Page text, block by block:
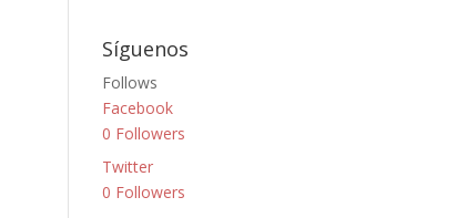
Síguenos
Follows
Facebook
0 Followers
Twitter
0 Followers